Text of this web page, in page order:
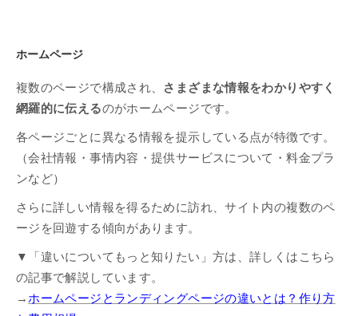
ホームページ
複数のページで構成され、 さまざまな情報をわかりやすく
網羅的に伝えるのがホームページです。
各ページごとに異なる情報を提示している点が特徴です。
（会社情報・事情内容・提供サービスについて・料金プラ
ンなど）
さらに詳しい情報を得るために訪れ、サイト内の複数のペ
ージを回遊する傾向があります。
▼「違いについてもっと知りたい」方は、詳しくはこちら
の記事で解説しています。
→ホームページとランディングページの違いとは？作り方